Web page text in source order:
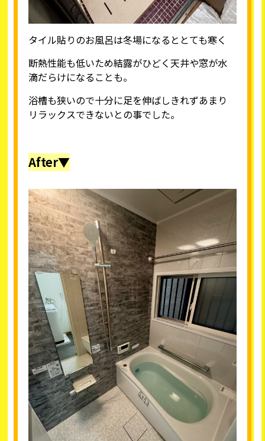
タイル貼りのお風呂は冬場になるととても寒く
断熱性能も低いため結露がひどく天井や窓が水
滴だらけになることも。
浴槽も狭いので十分に足を伸ばしきれずあまり
リラックスできないとの事でした。
After▼